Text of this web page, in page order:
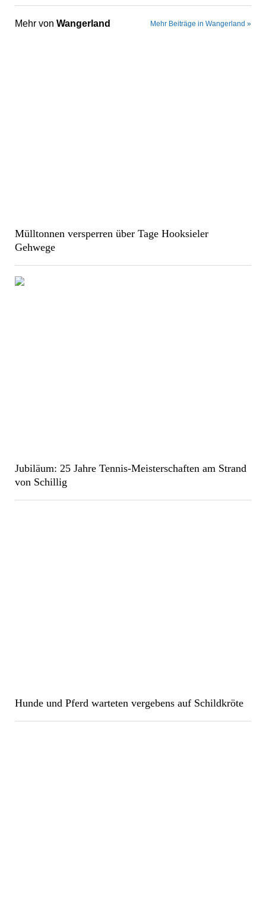
Mehr von Wangerland Mehr Beiträge in Wangerland »
Mülltonnen versperren über Tage Hooksieler
Gehwege
Jubiläum: 25 Jahre Tennis-Meisterschaften am Strand
von Schillig
Hunde und Pferd warteten vergebens auf Schildkröte